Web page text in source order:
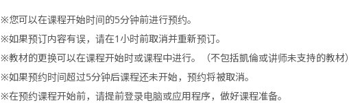
您可以在课程开始时间的5分钟前进行预约。
如果预订内容有误，请在1小时前取消并重新预订。
教材的更换可以在课程开始时或课程中进行。（不包括凱倫或讲师未支持的教材）
如果预约时间超过5分钟后课程还未开始，预约将被取消。
在预约课程开始前，请提前登录电脑或应用程序，做好课程准备。